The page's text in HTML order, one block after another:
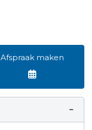
Afspraak maken